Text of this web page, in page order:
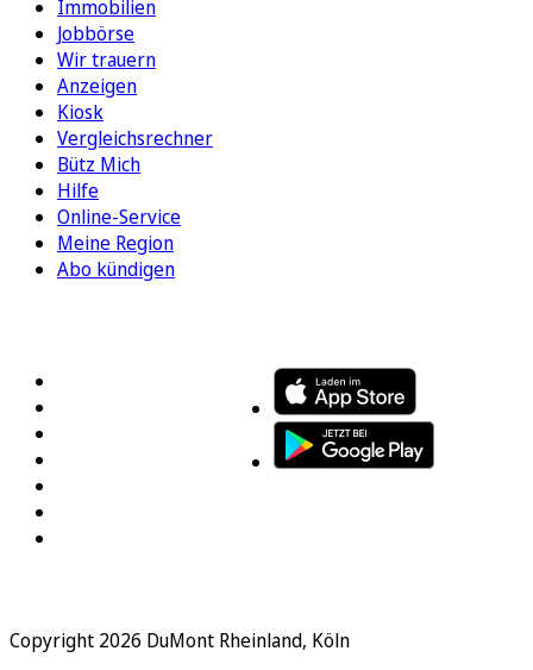
Immobilien
Jobbörse
Wir trauern
Anzeigen
Kiosk
Vergleichsrechner
Bütz Mich
Hilfe
Online-Service
Meine Region
Abo kündigen
Copyright 2026 DuMont Rheinland, Köln